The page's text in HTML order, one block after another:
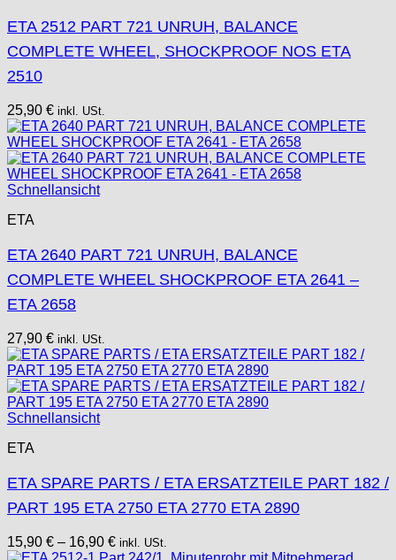
ETA 2512 PART 721 UNRUH, BALANCE
COMPLETE WHEEL, SHOCKPROOF NOS ETA
2510
25,90 € inkl. USt.
Schnellansicht
ETA
ETA 2640 PART 721 UNRUH, BALANCE
COMPLETE WHEEL SHOCKPROOF ETA 2641 –
ETA 2658
27,90 € inkl. USt.
Schnellansicht
ETA
ETA SPARE PARTS / ETA ERSATZTEILE PART 182 /
PART 195 ETA 2750 ETA 2770 ETA 2890
15,90 € – 16,90 € inkl. USt.